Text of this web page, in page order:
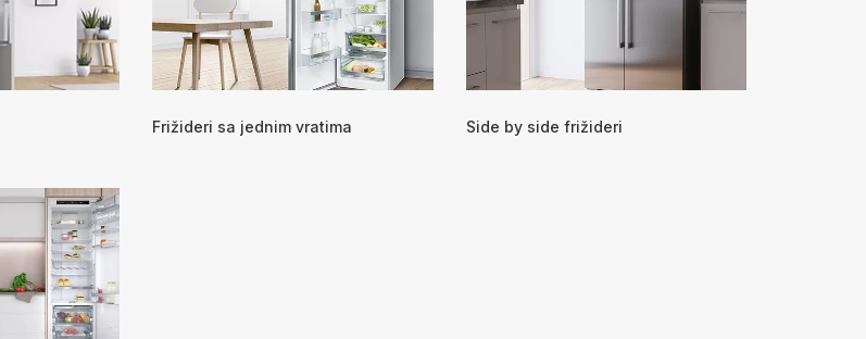
Frižideri sa jednim vratima Side by side frižideri